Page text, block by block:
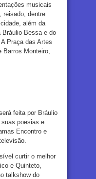
musicais
reisado, dentre
além da
Bráulio Bessa e do
Praça das Artes
Monteiro,
feita por Bráulio
poesias e
Encontro e
curtir o melhor
e Quinteto,
talkshowdo